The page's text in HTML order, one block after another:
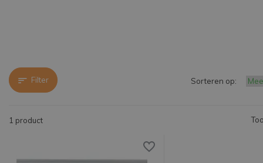
Filter
1 product
Sorteren op: